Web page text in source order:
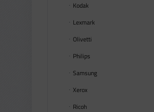
Kodak
Lexmark
Olivetti
Philips
Samsung
Xerox
Ricoh